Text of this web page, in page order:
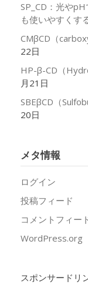
SP_CD：光や
も使いやすくす
CMβCD（
22日
HP-β-CD（
月21日
SBEβCD（
20日
メタ情報
ログイン
投稿フィード
コメントフィー
WordPress.org
スポンサードリ